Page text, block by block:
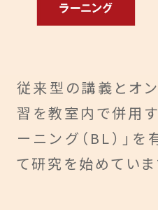
従来型の講義とオ
習を教室内で併用す
ーニング（BL）」
て研究を始めていま